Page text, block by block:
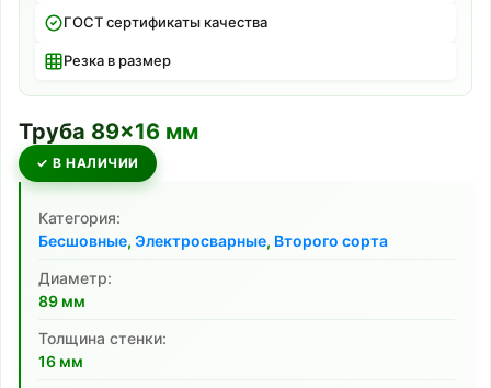
ГОСТ сертификаты качества
Резка в размер
Труба 89×16 мм
✓ В НАЛИЧИИ
Категория:
Бесшовные, Электросварные, Второго сорта
Диаметр:
89 мм
Толщина стенки:
16 мм